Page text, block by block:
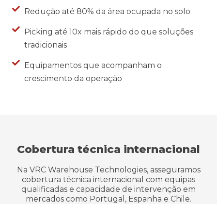
Redução até 80% da área ocupada no solo
Picking até 10x mais rápido do que soluções
tradicionais
Equipamentos que acompanham o
crescimento da operação
Cobertura técnica internacional
Na VRC Warehouse Technologies, asseguramos
cobertura técnica internacional com equipas
qualificadas e capacidade de intervenção em
mercados como Portugal, Espanha e Chile.